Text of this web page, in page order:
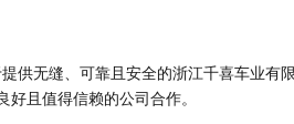
供无缝、可靠且安全的浙江千喜车业有
且值得信赖的公司合作。